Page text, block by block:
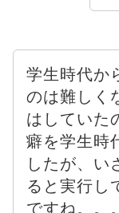
学生時代か
のは難しく
はしていた
癖を学生時
したが、い
ると実行し
ですね。。。